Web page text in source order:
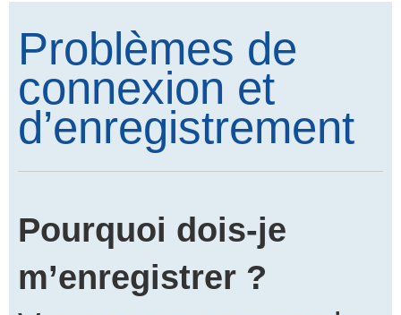
Problèmes de
connexion et
d’enregistrement
Pourquoi dois-je
m’enregistrer ?